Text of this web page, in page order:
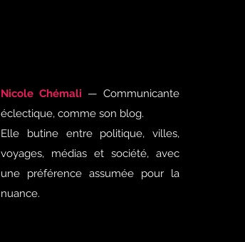
Nicole Chémali — Communicante
éclectique, comme son blog.
Elle butine entre politique, villes,
voyages, médias et société, avec
une préférence assumée pour la
nuance.